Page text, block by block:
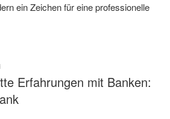
ein Zeichen für eine professionelle
Erfahrungen mit Banken: